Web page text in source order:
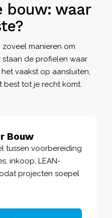
bouw: waar
manieren om
staan de profielen waar
vaakst op aansluiten,
best tot je recht komt.
Bouw
tussen voorbereiding
inkoop, LEAN-
projecten soepel